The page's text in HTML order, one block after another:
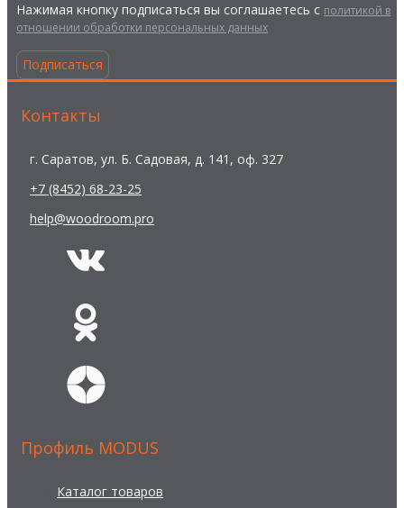
Нажимая кнопку подписаться вы соглашаетесь с политикой в
отношении обработки персональных данных
Подписаться
Контакты
г. Саратов, ул. Б. Садовая, д. 141, оф. 327
+7 (8452) 68-23-25
help@woodroom.pro
Профиль MODUS
Каталог товаров